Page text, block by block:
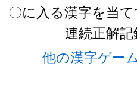
〇に入る漢字を当
連続正解記
他の漢字ゲー